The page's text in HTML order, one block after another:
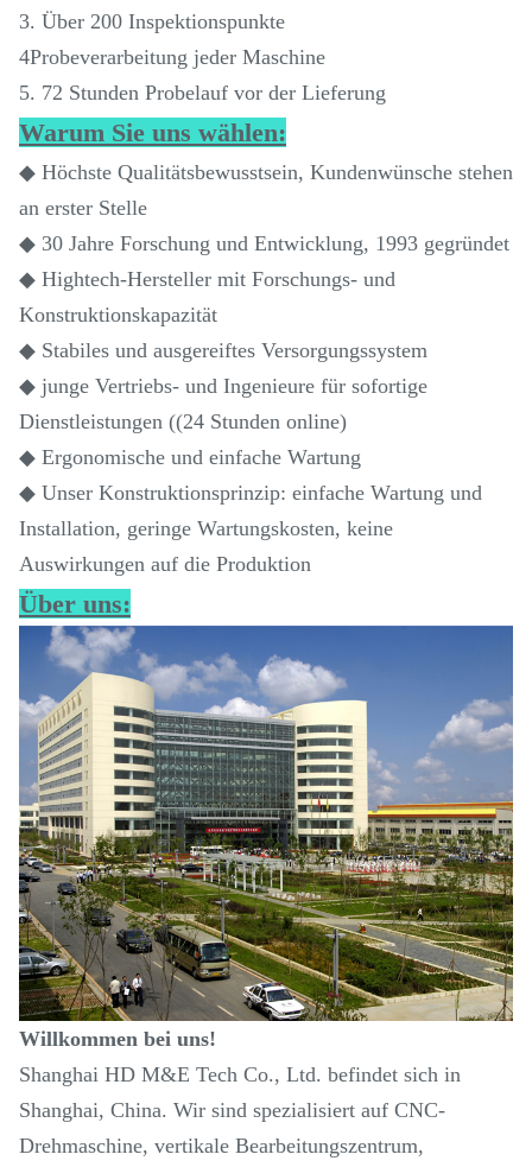
3. Über 200 Inspektionspunkte
4Probeverarbeitung jeder Maschine
5. 72 Stunden Probelauf vor der Lieferung
Warum Sie uns wählen:
◆ Höchste Qualitätsbewusstsein, Kundenwünsche stehen
an erster Stelle
◆ 30 Jahre Forschung und Entwicklung, 1993 gegründet
◆ Hightech-Hersteller mit Forschungs- und
Konstruktionskapazität
◆ Stabiles und ausgereiftes Versorgungssystem
◆ junge Vertriebs- und Ingenieure für sofortige
Dienstleistungen ((24 Stunden online)
◆ Ergonomische und einfache Wartung
◆ Unser Konstruktionsprinzip: einfache Wartung und
Installation, geringe Wartungskosten, keine
Auswirkungen auf die Produktion
Über uns:
Willkommen bei uns!
Shanghai HD M&E Tech Co., Ltd. befindet sich in
Shanghai, China. Wir sind spezialisiert auf CNC-
Drehmaschine, vertikale Bearbeitungszentrum,